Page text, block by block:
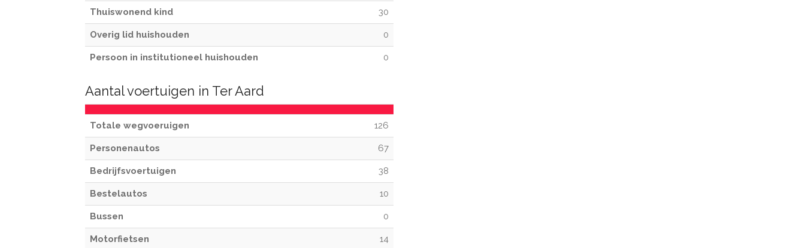
Thuiswonend kind 30
Overig lid huishouden 0
Persoon in institutioneel huishouden 0
Aantal voertuigen in Ter Aard
Totale wegvoeruigen 126
Personenautos 67
Bedrijfsvoertuigen 38
Bestelautos 10
Bussen 0
Motorfietsen 14